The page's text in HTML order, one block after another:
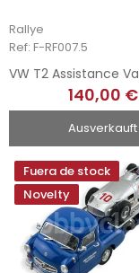
Rallye
Ref: F-RF007.5
140,00 €
Ausverkauft
Fuera de stock
Novelty